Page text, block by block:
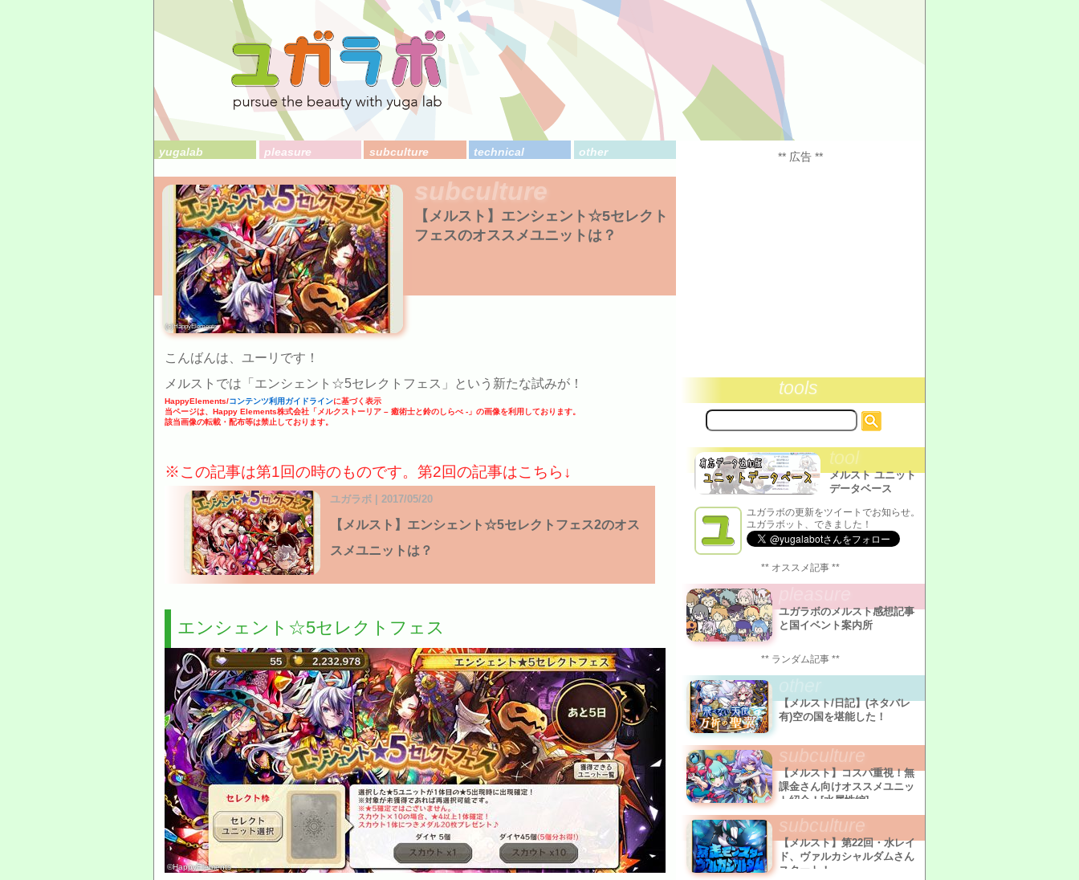
yugalab pleasure subculture technical other
(c)HappyElements
subculture
【メルスト】エンシェント☆5セレクト
フェスのオススメユニットは？
こんばんは、ユーリです！
メルストでは「エンシェント☆5セレクトフェス」という新たな試みが！
HappyElements/コンテンツ利用ガイドラインに基づく表示
当ページは、Happy Elements株式会社「メルクストーリア – 癒術士と鈴のしらべ -」の画像を利用しております。
該当画像の転載・配布等は禁止しております。
※この記事は第1回の時のものです。第2回の記事はこちら↓
ユガラボ | 2017/05/20
【メルスト】エンシェント☆5セレクトフェス2のオス
スメユニットは？
エンシェント☆5セレクトフェス
©HappyElements
** 広告 **
tools
サ
イ
内
検
索:
tool
メルスト ユニット
データベース
ユガラボの更新をツイートでお知らせ。
ユガラボット、できました！
** オススメ記事 **
ユガラボのメルスト感想記事
と国イベント案内所
** ランダム記事 **
【メルスト/日記】(ネタバレ
有)空の国を堪能した！
subculture
【メルスト】コスパ重視！無
課金さん向けオススメユニッ
ト紹介！[水属性編]
subculture
【メルスト】第22回・水レイ
ド、ヴァルカシャルダムさん
スタート！